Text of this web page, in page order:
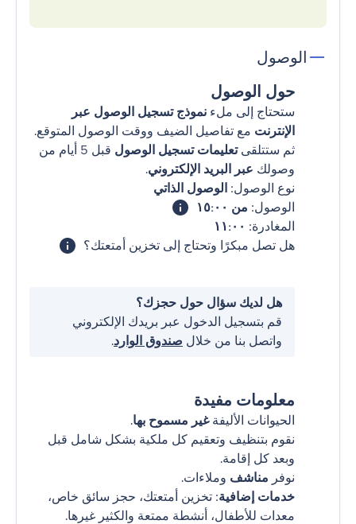
الوصول
حول الوصول
ستحتاج إلى ملء نموذج تسجيل الوصول عبر
الإنترنت مع تفاصيل الضيف ووقت الوصول المتوقع.
ثم ستتلقىتعليمات تسجيل الوصول
قبل 5 أيام من
وصولك عبر البريد الإلكتروني.
نوع الوصول: الوصول الذاتي
الوصول: من ١٥:٠٠
المغادرة: ١١:٠٠
هل تصل مبكرًا وتحتاج إلى تخزين أمتعتك؟
هل لديك سؤال حول حجزك؟
قم بتسجيل الدخول عبر بريدك الإلكتروني
واتصل بنا من خلال صندوق الوارد.
معلومات مفيدة
الحيوانات الأليفةغير مسموح بها.
نقوم بتنظيف وتعقيم كل ملكية بشكل شامل قبل
وبعد كل إقامة.
نوفر مناشف وملاءات.
خدمات إضافية: تخزين أمتعتك، حجز سائق خاص،
معدات للأطفال، أنشطة ممتعة والكثير غيرها.